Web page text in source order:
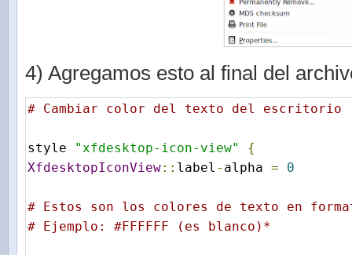
4) Agregamos esto al final del
# Cambiar color del texto del escritorio
style "xfdesktop-icon-view"
{
XfdesktopIconView:: label - alpha = 0
# Estos son los colores de texto en
# Ejemplo: #FFFFFF (es blanco)*